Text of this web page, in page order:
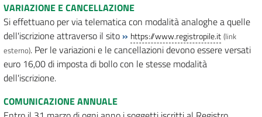
VARIAZIONE E CANCELLAZIONE
Si effettuano per via telematica con modalità analoghe a quelle
dell'iscrizione attraverso il sito» https://www.registropile.it (link
esterno). Per le variazioni e le cancellazioni devono essere versati
euro 16,00 di imposta di bollo con le stesse modalità
dell'iscrizione.
COMUNICAZIONE ANNUALE